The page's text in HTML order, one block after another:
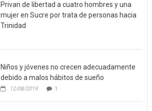
Privan de libertad a cuatro hombres y una
mujer en Sucre por trata de personas hacia
Trinidad
Niños y jóvenes no crecen adecuadamente
debido a malos hábitos de sueño
12/08/2019 1